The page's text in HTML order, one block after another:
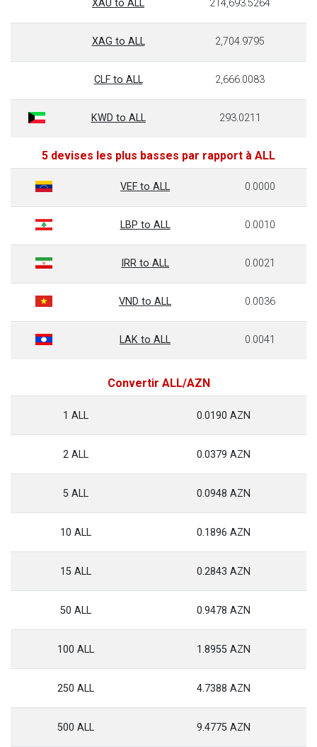
XAU to ALL 214,693.5264
XAG to ALL 2,704.9795
CLF to ALL 2,666.0083
KWD to ALL 293.0211
5 devises les plus basses par rapport à ALL
VEF to ALL 0.0000
LBP to ALL 0.0010
IRR to ALL 0.0021
VND to ALL 0.0036
LAK to ALL 0.0041
Convertir ALL/AZN
1 ALL 0.0190 AZN
2 ALL 0.0379 AZN
5 ALL 0.0948 AZN
10 ALL 0.1896 AZN
15 ALL 0.2843 AZN
50 ALL 0.9478 AZN
100 ALL 1.8955 AZN
250 ALL 4.7388 AZN
500 ALL 9.4775 AZN